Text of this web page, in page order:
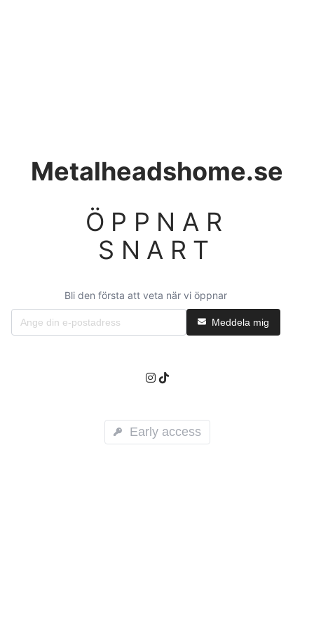
Metalheadshome.se
ÖPPNAR
SNART
Bli den första att veta när vi öppnar
Meddela mig
Early access